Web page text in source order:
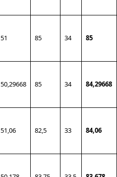
51 85 34 85
50,29668 85 34 84,29668
51,06 82,5 33 84,06